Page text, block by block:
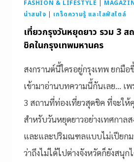
FASHION & LIFESTYLE
น่าสนใจ | เกร็ดความรู้ และไลฟ์สไตล์
เที่ยวกรุงวันหยุดยาว รวม 3
ชิคในกรุงเทพมหานคร
สงกรานต์นี้ใครอยู่กรุงเทพ ยกมื
เข้ามาอ่านบทความนี้กันเลย… เพ
3 สถานที่ท่องเที่ยวสุดชิค ที่จะใ
สำหรับวันหยุดยาวอย่างเทศกาล
และและปริมณฑลแบบไม่เปียกม
ว่าถึงไม่ได้ไปต่างจังหวัดก็ยังสนุก